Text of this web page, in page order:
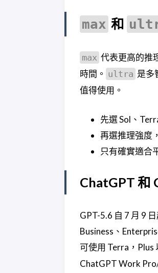
max 和
max 代表更高的推
時間。 ultra 是多
值得使用。
先選 Sol、
再選推理強度
只有確實適合
ChatGPT 和
GPT-5.6 自 7 月 9
Business、
可使用 Terra，Plus
ChatGPT Work